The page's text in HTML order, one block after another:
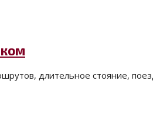
длительное стояние,